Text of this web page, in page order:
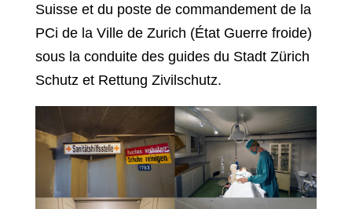
Suisse et du poste de commandement de la
PCi de la Ville de Zurich (État Guerre froide)
sous la conduite des guides du Stadt Zürich
Schutz et Rettung Zivilschutz.